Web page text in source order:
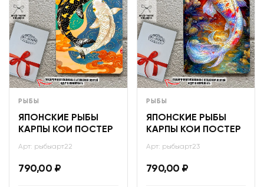
РЫБЫ
ЯПОНСКИЕ РЫБЫ
КАРПЫ КОИ ПОСТЕР
Арт: рыбыарт22
790,00 ₽
РЫБЫ
ЯПОНСКИЕ РЫБЫ
КАРПЫ КОИ ПОСТЕР
Арт: рыбыарт23
790,00 ₽